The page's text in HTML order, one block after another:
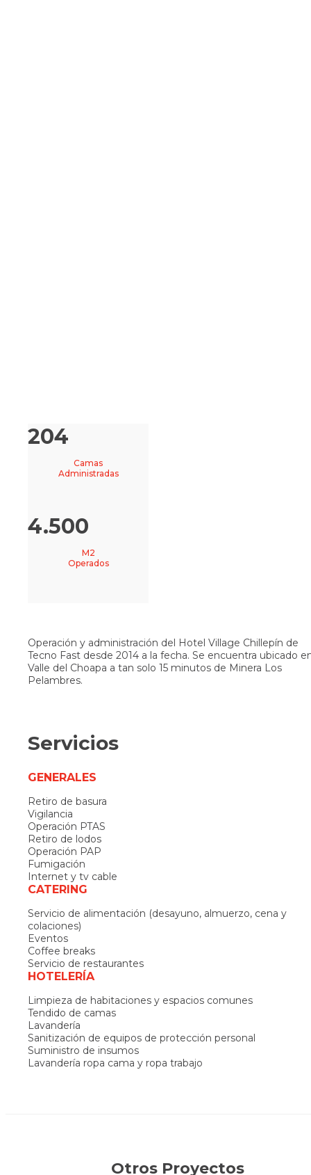
204
Camas
Administradas
4.500
M2
Operados
Operación y administración del Hotel Village Chillepín de
Tecno Fast desde 2014 a la fecha. Se encuentra ubicado
Valle del Choapa a tan solo 15 minutos de Minera Los
Pelambres.
Servicios
GENERALES
Retiro de basura
Vigilancia
Operación PTAS
Retiro de lodos
Operación PAP
Fumigación
Internet y tv cable
CATERING
Servicio de alimentación (desayuno, almuerzo, cena y
colaciones)
Eventos
Coffee breaks
Servicio de restaurantes
HOTELERÍA
Limpieza de habitaciones y espacios comunes
Tendido de camas
Lavandería
Sanitización de equipos de protección personal
Suministro de insumos
Lavandería ropa cama y ropa trabajo
Otros Proyectos